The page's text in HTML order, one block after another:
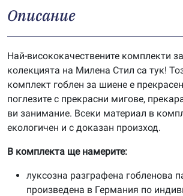
Описание
Най-висококачествените комплекти
колекцията на Милена Стил са тук!
комплект гоблен за шиене е
поглезите с прекрасни мигове,
ви занимание. Всеки материал в
екологичен и с доказан произход.
В комплекта ще намерите:
луксозна разграфена гобленова
произведена в Германия по